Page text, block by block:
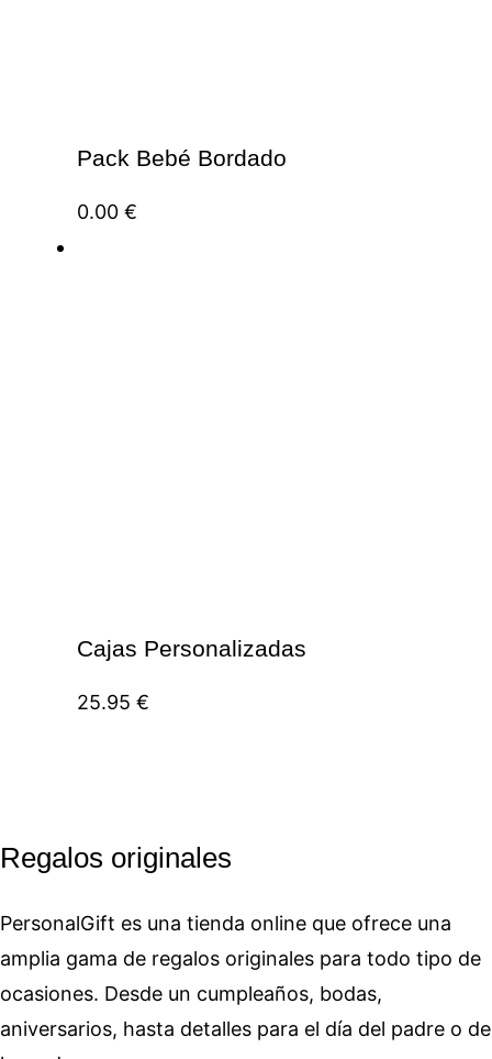
Pack Bebé Bordado
0.00 €
Cajas Personalizadas
25.95 €
Regalos originales
PersonalGift es una tienda online que ofrece una
amplia gama de regalos originales para todo tipo de
ocasiones. Desde un cumpleaños, bodas,
aniversarios, hasta detalles para el día del padre o de